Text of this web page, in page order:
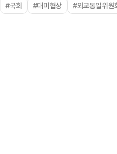
#국회 #대미협상 #외교통일위원